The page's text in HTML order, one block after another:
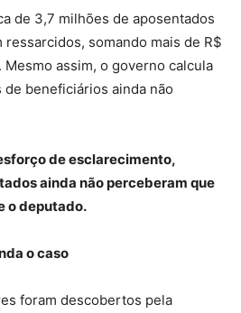
de 3,7 milhões de aposentados
somando mais de R$
assim, o governo calcula
beneficiários ainda não
de esclarecimento,
ainda não perceberam que
o deputado.
o caso
foram descobertos pela